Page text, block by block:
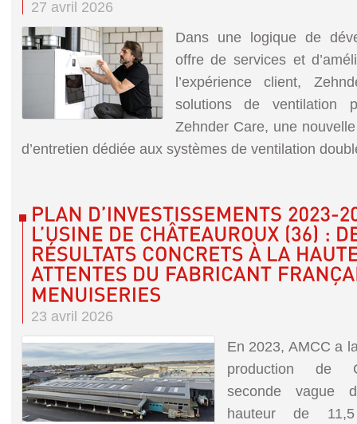
27 avril 2026
Dans une logique de
offre de services et
l’expérience client,
solutions de ventilation
Zehnder Care, une
d’entretien dédiée aux systèmes de ventilation
23 avril 2026
En 2023, AMCC a
production de
seconde vague
hauteur de